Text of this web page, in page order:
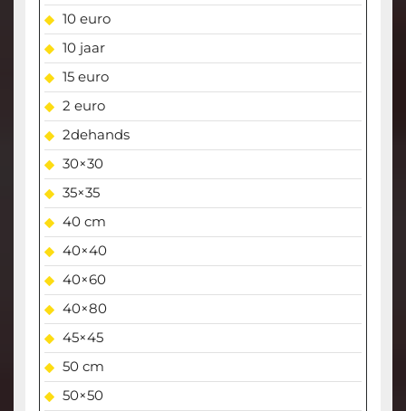
10 euro
10 jaar
15 euro
2 euro
2dehands
30×30
35×35
40 cm
40×40
40×60
40×80
45×45
50 cm
50×50